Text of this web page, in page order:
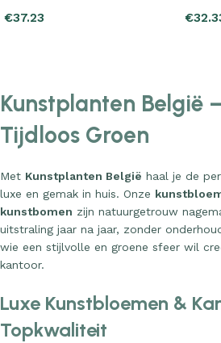
€37.23 €
Kunstplanten België
Tijdloos Groen
Met Kunstplanten België haal je de
luxe en gemak in huis. Onze
kunstbomen zijn natuurgetrouw
uitstraling jaar na jaar, zonder
wie een stijlvolle en groene sfeer wil
kantoor.
Luxe Kunstbloemen &
Topkwaliteit